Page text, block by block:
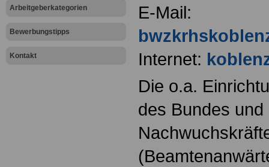
Arbeitgeberkategorien
Bewerbungstipps
Kontakt
E-Mail:
Internet:
Die o.a.
des Bundes und